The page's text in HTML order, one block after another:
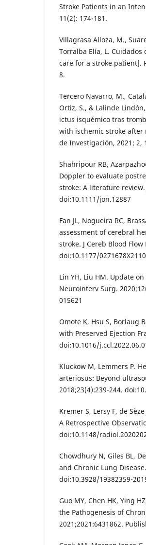
Stroke Patients in an
11(2): 174-181.
Villagrasa Alloza, M.,
Torralba Elía, L.
care for a stroke patient].
8.
Tercero Navarro, M.,
Ortiz, S., & Lalinde
ictus isquémico tras
with ischemic stroke after
de Investigación, 2021; 2,
Shahripour RB,
Doppler to evaluate
stroke: A literature
doi:10.1111/jon.12887
Fan JL, Nogueira RC,
assessment of cerebral
stroke. J Cereb Blood
doi:10.1177/
Lin YH, Liu HM. Update
Neurointerv Surg.
015621
Omote K, Hsu S, Borlaug
with Preserved Ejection
doi:10.1016/
Kluckow M, Lemmers P.
arteriosus: Beyond
2018;23(4):239-244.
Kremer S, Lersy F, de
A Retrospective
doi:10.1148/
Chowdhury N, Giles BL,
and Chronic Lung
doi:10.3928/19382359-
Guo MY, Chen HK, Ying
the Pathogenesis of
2021;2021:6431862.